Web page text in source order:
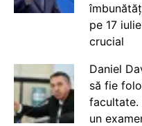
pe 17
crucial
Daniel
să fie
facultate.
un